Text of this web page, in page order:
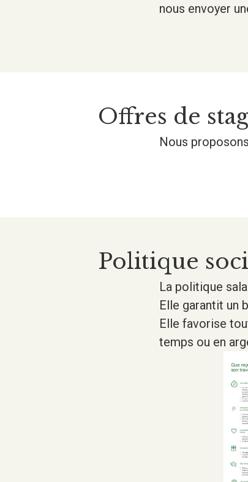
nous envoyer
Offres de
Nous
Politique
La politique
Elle garantit un
Elle favorise
temps ou en